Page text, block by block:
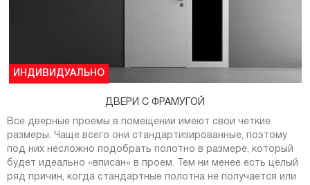
ИНДИВИДУАЛЬНО
ДВЕРИ С ФРАМУГОЙ
Все дверные проемы в помещении имеют свои четкие
размеры. Чаще всего они стандартизированные, поэтому
под них несложно подобрать полотно в размере, который
будет идеально «вписан» в проем. Тем ни менее есть целый
ряд причин, когда стандартные полотна не получается или